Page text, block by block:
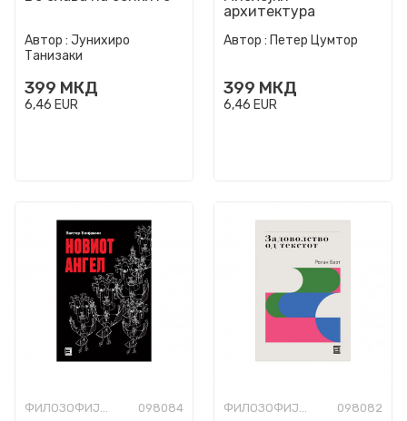
Автор : Јунихиро
Танизаки
399 МКД
6,46 EUR
архитектура
Автор : Петер Цумтор
399 МКД
6,46 EUR
ФИЛОЗОФИЈА И СВЕТОГЛЕД 098084 ФИЛОЗОФИЈА И СВЕТОГЛЕД 098082